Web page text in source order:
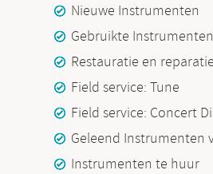
Nieuwe Instrumenten
Gebruikte Instrumenten
Restauratie en reparatie
Field service: Tune
Field service: Concert
Geleend Instrumenten
Instrumenten te huur